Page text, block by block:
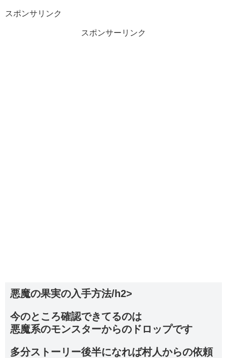
スポンサリンク
スポンサーリンク
悪魔の果実の入手方法/h2>
今のところ確認できてるのは
悪魔系のモンスターからのドロップです
多分ストーリー後半になれば村人からの依頼